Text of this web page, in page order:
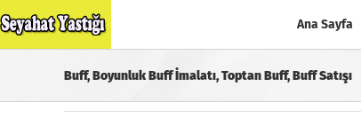
to
content
Ana Sayfa
Buff, Boyunluk Buff İmalatı, Toptan Buff, Buff Satışı